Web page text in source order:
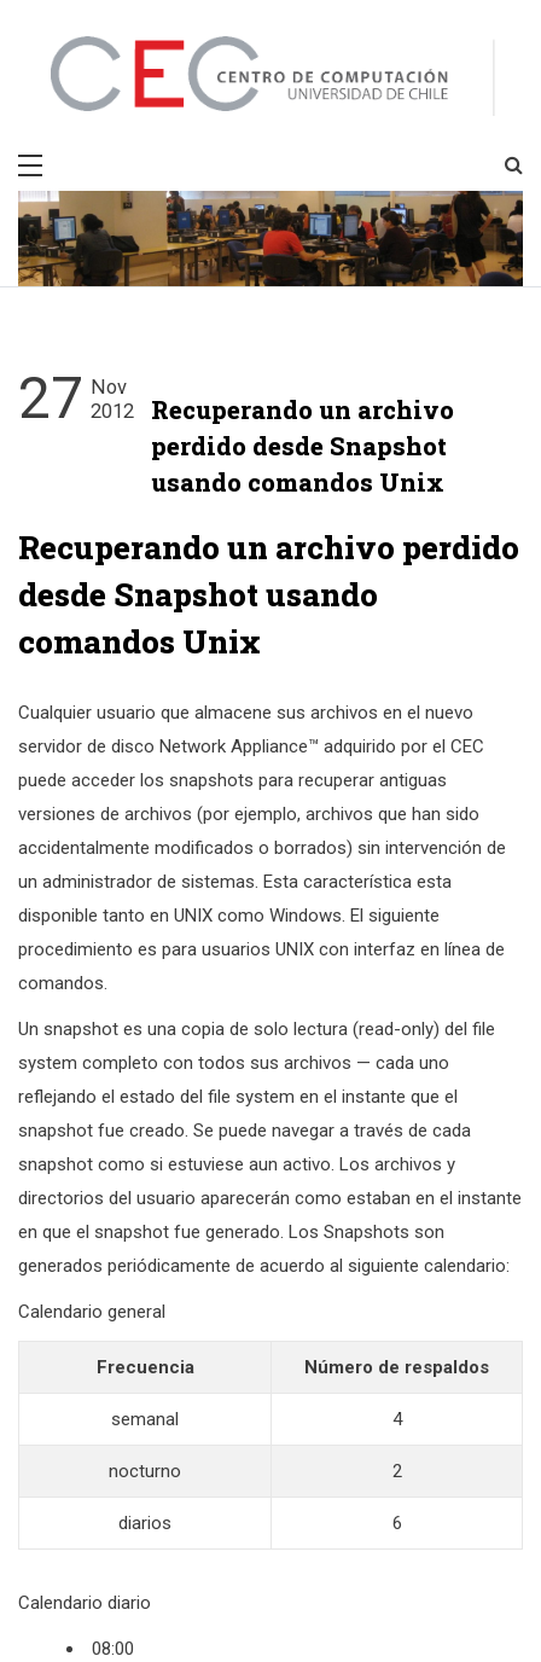
content
CEC
27 Nov
2012
Recuperando un archivo
perdido desde Snapshot
usando comandos Unix
Recuperando un archivo perdido
desde Snapshot usando
comandos Unix
Cualquier usuario que almacene sus archivos en el nuevo
servidor de disco Network Appliance™ adquirido por el CEC
puede acceder los snapshots para recuperar antiguas
versiones de archivos (por ejemplo, archivos que han sido
accidentalmente modificados o borrados) sin intervención de
un administrador de sistemas. Esta característica esta
disponible tanto en UNIX como Windows. El siguiente
procedimiento es para usuarios UNIX con interfaz en línea de
comandos.
Un snapshot es una copia de solo lectura (read-only) del file
system completo con todos sus archivos — cada uno
reflejando el estado del file system en el instante que el
snapshot fue creado. Se puede navegar a través de cada
snapshot como si estuviese aun activo. Los archivos y
directorios del usuario aparecerán como estaban en el instante
en que el snapshot fue generado. Los Snapshots son
generados periódicamente de acuerdo al siguiente calendario:
Calendario general
Frecuencia Número de respaldos
semanal 4
nocturno 2
diarios 6
Calendario diario
08:00